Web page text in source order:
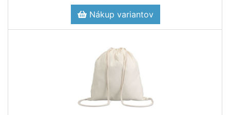
Nákup variantov